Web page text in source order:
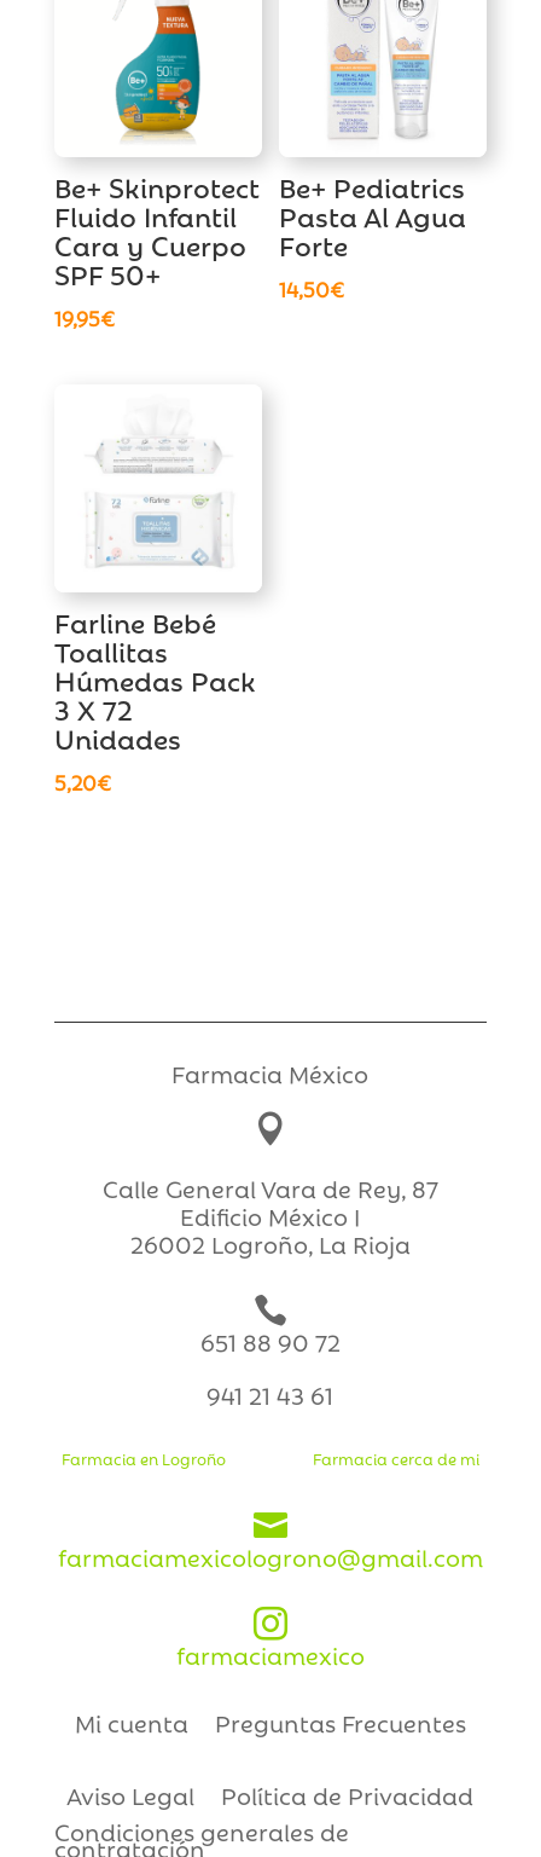
Be+ Skinprotect
Fluido Infantil
Cara y Cuerpo
SPF 50+
19,95€
Be+ Pediatrics
Pasta Al Agua
Forte
14,50€
Farline Bebé
Toallitas
Húmedas Pack
3 X 72
Unidades
5,20€
Farmacia México

Calle General Vara de Rey, 87
Edificio México I
26002 Logroño, La Rioja

651 88 90 72
941 21 43 61
Farmacia en Logroño Farmacia cerca de mi

farmaciamexicologrono@gmail.com

farmaciamexico
Mi cuenta Preguntas Frecuentes
Aviso Legal
Política de Privacidad
Condiciones generales de
contratación